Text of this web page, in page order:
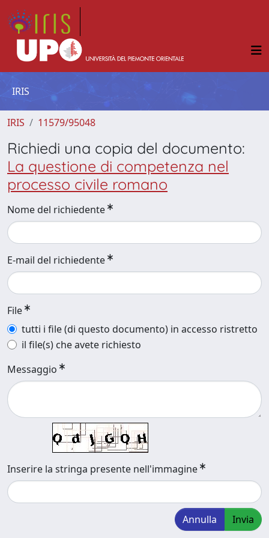
IRIS
IRIS 11579/95048
Richiedi una copia del documento:
La questione di competenza nel
processo civile romano
Nome del richiedente
E-mail del richiedente
File
tutti i file (di questo documento) in accesso ristretto
il file(s) che avete richiesto
Messaggio
Inserire la stringa presente nell'immagine
Annulla Invia